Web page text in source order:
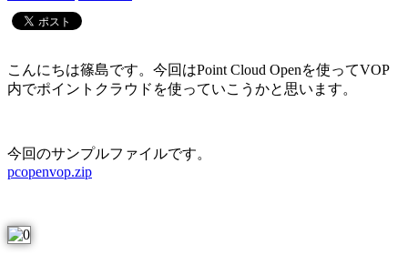
こんにちは篠島です。今回はPoint Cloud Openを使ってVOP
内でポイントクラウドを使っていこうかと思います。
今回のサンプルファイルです。
pcopenvop.zip